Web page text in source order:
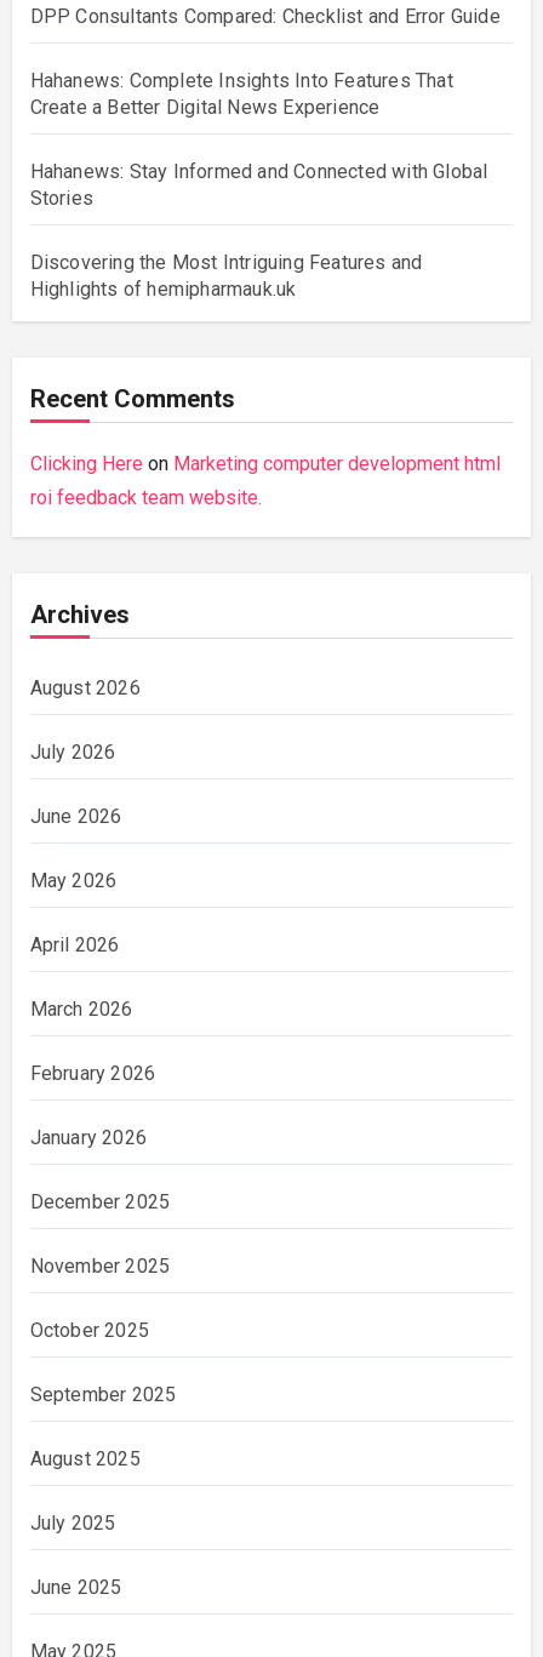
DPP Consultants Compared: Checklist and Error Guide
Hahanews: Complete Insights Into Features That
Create a Better Digital News Experience
Hahanews: Stay Informed and Connected with Global
Stories
Discovering the Most Intriguing Features and
Highlights of hemipharmauk.uk
Recent Comments
Clicking Here on Marketing computer development html
roi feedback team website.
Archives
August 2026
July 2026
June 2026
May 2026
April 2026
March 2026
February 2026
January 2026
December 2025
November 2025
October 2025
September 2025
August 2025
July 2025
June 2025
May 2025